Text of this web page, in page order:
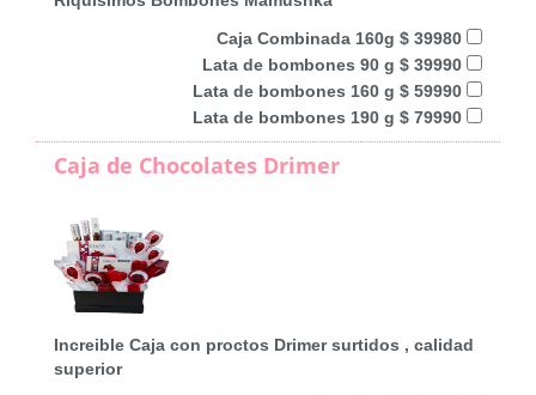
Caja Combinada 160g $ 39980
Lata de bombones 90 g $ 39990
Lata de bombones 160 g $ 59990
Lata de bombones 190 g $ 79990
Caja de Chocolates Drimer
Increible Caja con proctos Drimer surtidos , calidad
superior